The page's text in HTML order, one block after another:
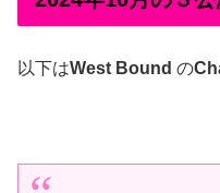
以下はWest Bound の